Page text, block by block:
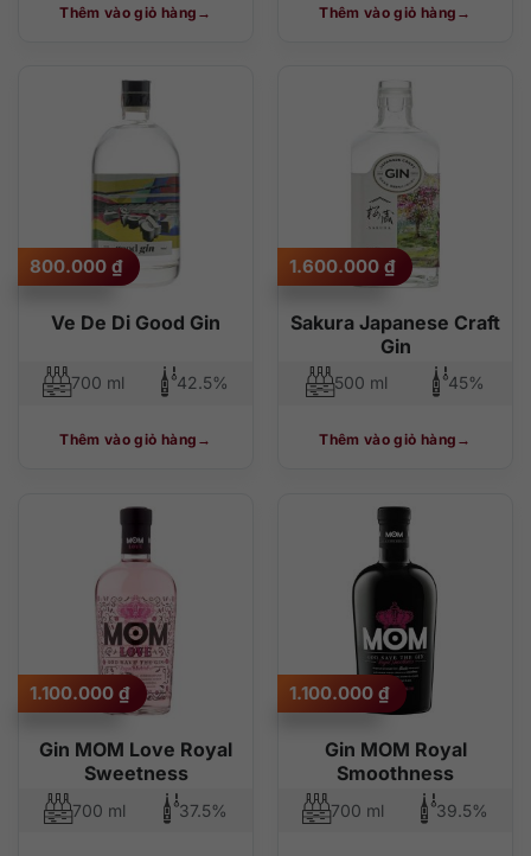
Thêm vào giỏ hàng Thêm vào giỏ hàng
Ve De Di Good Gin
800.000 ₫
700 ml 42.5%
Thêm vào giỏ hàng
Sakura Japanese Craft
Gin
1.600.000 ₫
500 ml 45%
Thêm vào giỏ hàng
Gin MOM Love Royal
Sweetness
1.100.000 ₫
700 ml 37.5%
Gin MOM Royal
Smoothness
1.100.000 ₫
700 ml 39.5%